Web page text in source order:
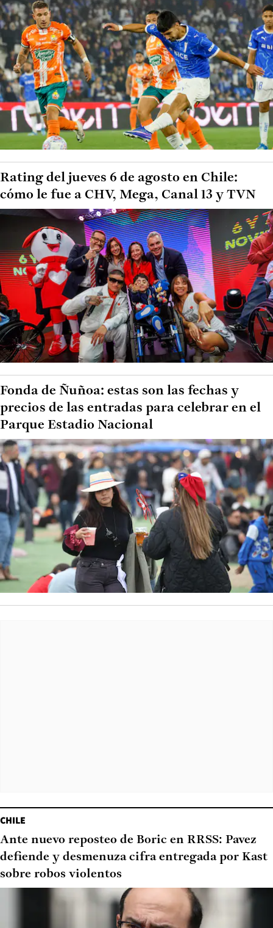
Rating del jueves 6 de agosto en Chile:
cómo le fue a CHV, Mega, Canal 13 y TVN
Fonda de Ñuñoa: estas son las fechas y
precios de las entradas para celebrar en el
Parque Estadio Nacional
CHILE
Ante nuevo reposteo de Boric en RRSS: Pavez
defiende y desmenuza cifra entregada por Kast
sobre robos violentos